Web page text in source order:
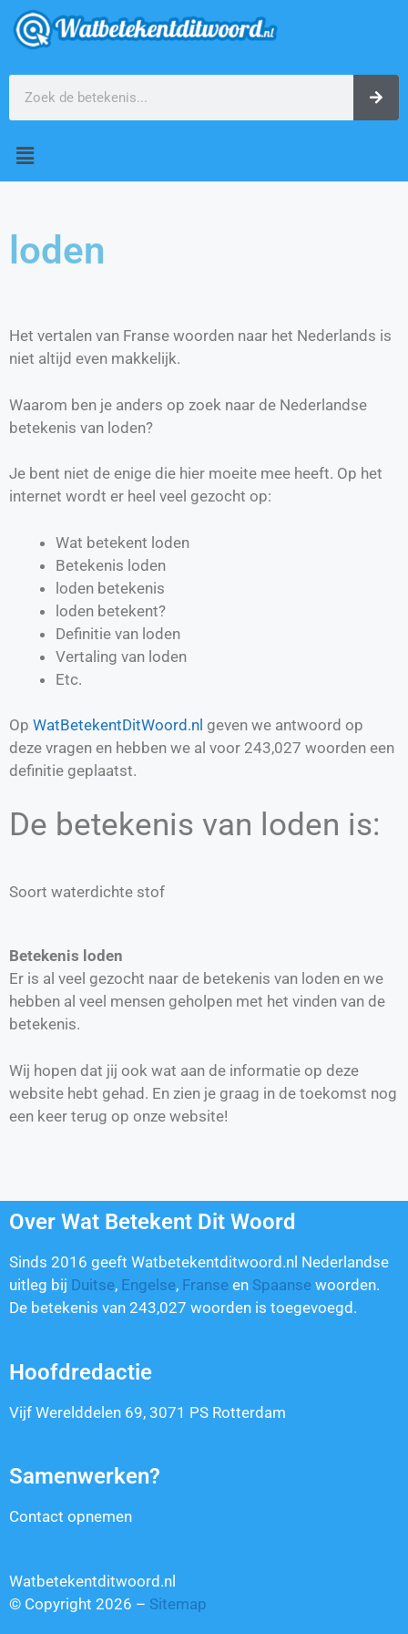
loden
Het vertalen van Franse woorden naar het Nederlands is
niet altijd even makkelijk.
Waarom ben je anders op zoek naar de Nederlandse
betekenis van loden?
Je bent niet de enige die hier moeite mee heeft. Op het
internet wordt er heel veel gezocht op:
Wat betekent loden
Betekenis loden
loden betekenis
loden betekent?
Definitie van loden
Vertaling van loden
Etc.
Op WatBetekentDitWoord.nl geven we antwoord op
deze vragen en hebben we al voor 243,027 woorden een
definitie geplaatst.
De betekenis van loden is:
Soort waterdichte stof
Betekenis loden
Er is al veel gezocht naar de betekenis van loden en we
hebben al veel mensen geholpen met het vinden van de
betekenis.
Wij hopen dat jij ook wat aan de informatie op deze
website hebt gehad. En zien je graag in de toekomst nog
een keer terug op onze website!
Over Wat Betekent Dit Woord
Sinds 2016 geeft Watbetekentditwoord.nl Nederlandse
uitleg bij Duitse, Engelse, Franse en Spaanse woorden.
De betekenis van 243,027 woorden is toegevoegd.
Hoofdredactie
Vijf Werelddelen 69, 3071 PS Rotterdam
Samenwerken?
Contact opnemen
Watbetekentditwoord.nl
© Copyright 2026 – Sitemap